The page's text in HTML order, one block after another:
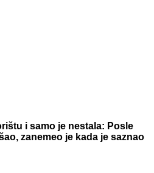
i samo je nestala: Posle
zanemeo je kada je saznao